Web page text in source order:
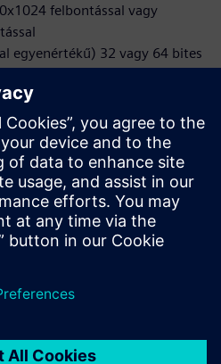
felbontással vagy
egyenértékű) 32 vagy 64 bites
támogatás a
8 rendszerhez)
magasabb) RAM
GTX sorozat vagy AMD
vagy az SSD-n
internetkapcsolat szükséges